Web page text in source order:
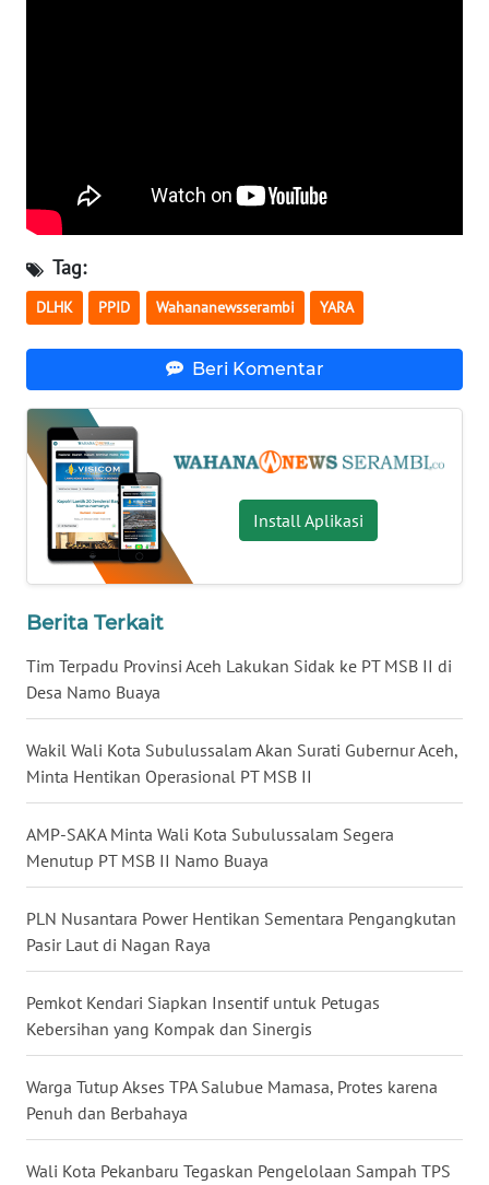
Tag:
DLHK PPID Wahananewsserambi YARA
Beri Komentar
Install Aplikasi
Berita Terkait
Tim Terpadu Provinsi Aceh Lakukan Sidak ke PT MSB II di
Desa Namo Buaya
Wakil Wali Kota Subulussalam Akan Surati Gubernur Aceh,
Minta Hentikan Operasional PT MSB II
AMP-SAKA Minta Wali Kota Subulussalam Segera
Menutup PT MSB II Namo Buaya
PLN Nusantara Power Hentikan Sementara Pengangkutan
Pasir Laut di Nagan Raya
Pemkot Kendari Siapkan Insentif untuk Petugas
Kebersihan yang Kompak dan Sinergis
Warga Tutup Akses TPA Salubue Mamasa, Protes karena
Penuh dan Berbahaya
Wali Kota Pekanbaru Tegaskan Pengelolaan Sampah TPS
WN
LAMPUNG
WN
JATENG
WN
JOGJA
WN
JATIM
WN
WN
KALBAR
WN
KALTENG
WN
KALTARA
WN
WN
WN
SULSEL